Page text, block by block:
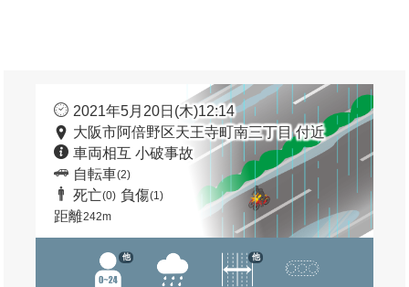
2021年5月20日(木)12:14
大阪市阿倍野区天王寺町南三丁目 付近
車両相互 小破事故
自転車(2)
死亡(0) 負傷(1)
距離242m
他 他